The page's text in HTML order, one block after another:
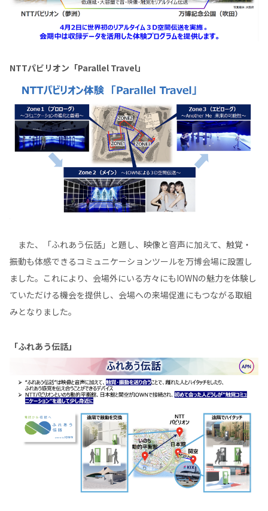
NTTパビリオン「Parallel Travel」
また、「ふれあう伝話」と題し、映像と音声に加えて、触覚・
振動も体感できるコミュニケーションツールを万博会場に設置し
ました。これにより、会場外にいる方々にもIOWNの魅力を体験し
ていただける機会を提供し、会場への来場促進にもつながる取組
みとなりました。
「ふれあう伝話」